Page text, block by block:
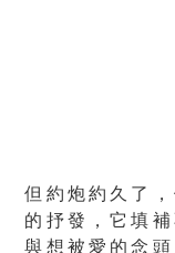
但約炮約久了
的抒發，它填
與想被愛的念